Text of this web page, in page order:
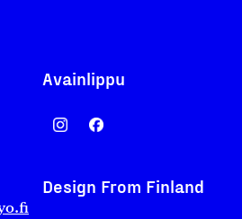
Avainlippu
Design From Finland